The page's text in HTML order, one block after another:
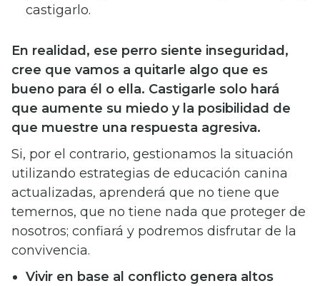
castigarlo.
En realidad, ese perro siente inseguridad,
cree que vamos a quitarle algo que es
bueno para él o ella. Castigarle solo hará
que aumente su miedo y la posibilidad de
que muestre una respuesta agresiva.
Si, por el contrario, gestionamos la situación
utilizando estrategias de educación canina
actualizadas, aprenderá que no tiene que
temernos, que no tiene nada que proteger de
nosotros; confiará y podremos disfrutar de la
convivencia.
Vivir en base al conflicto genera altos